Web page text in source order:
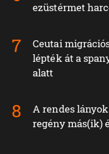
ezüstérmet
Ceutai
lépték át a
alatt
A rendes
regény más(ik)